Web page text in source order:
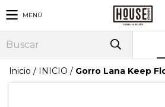
MENÚ
Inicio / INICIO / Gorro Lana Keep